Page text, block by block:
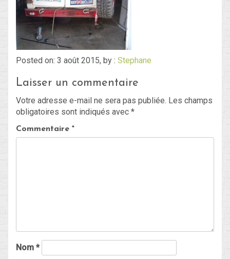
Blog
Non classé
Connexion
Flux des publications
Posted on: 3 août 2015, by : Stephane
Laisser un commentaire
Votre adresse e-mail ne sera pas publiée. Les champs
obligatoires sont indiqués avec *
Commentaire *
Nom *